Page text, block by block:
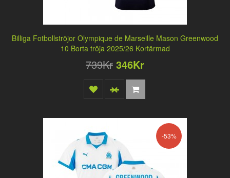
Billiga Fotbollströjor Olympique de Marseille Mason Greenwood
10 Borta tröja 2025/26 Kortärmad
739Kr 346Kr
-53%